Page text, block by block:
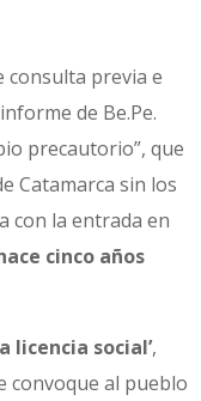
consulta previa e
de Be.Pe.
precautorio”, que
Catamarca sin los
con la entrada en
cinco años
licencia social’,
convoque al pueblo